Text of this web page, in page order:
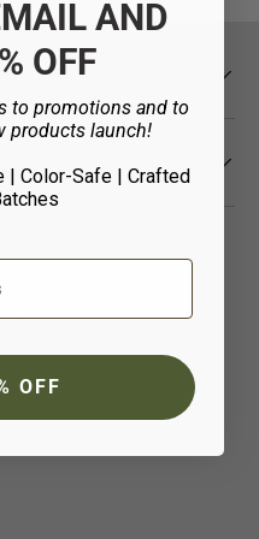
AND
OFF
to promotions and to
products launch!
| Color-Safe | Crafted
OFF